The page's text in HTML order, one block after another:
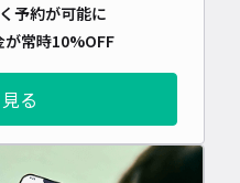
予約が可能に
が常時10%OFF
る